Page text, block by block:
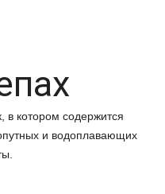
в котором содержится
и водоплавающих